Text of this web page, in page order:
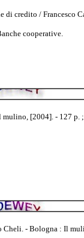
credito / Francesco
cooperative.
[2004]. - 127 p.
- Bologna : Il